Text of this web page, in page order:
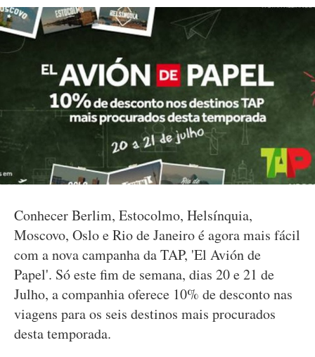
Conhecer Berlim, Estocolmo, Helsínquia,
Moscovo, Oslo e Rio de Janeiro é agora mais fácil
com a nova campanha da TAP, 'El Avión de
Papel'. Só este fim de semana, dias 20 e 21 de
Julho, a companhia oferece 10% de desconto nas
viagens para os seis destinos mais procurados
desta temporada.